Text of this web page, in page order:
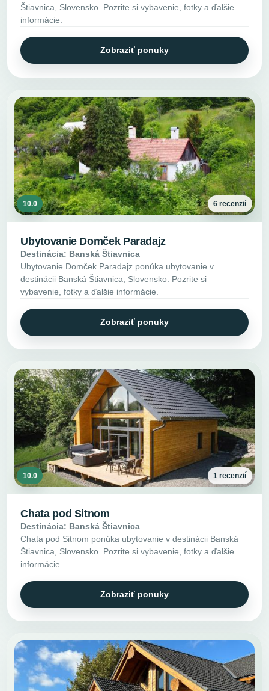
Štiavnica, Slovensko. Pozrite si vybavenie, fotky a ďalšie
informácie.
Zobraziť ponuky
10.0 6 recenzií
Ubytovanie Domček Paradajz
Destinácia: Banská Štiavnica
Ubytovanie Domček Paradajz ponúka ubytovanie v
destinácii Banská Štiavnica, Slovensko. Pozrite si
vybavenie, fotky a ďalšie informácie.
Zobraziť ponuky
10.0 1 recenzií
Chata pod Sitnom
Destinácia: Banská Štiavnica
Chata pod Sitnom ponúka ubytovanie v destinácii Banská
Štiavnica, Slovensko. Pozrite si vybavenie, fotky a ďalšie
informácie.
Zobraziť ponuky